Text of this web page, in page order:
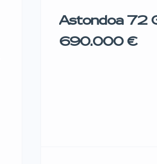
Astondoa 72
690.000 €